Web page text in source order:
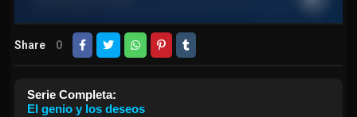
Share 0
Serie Completa:
El genio y los deseos